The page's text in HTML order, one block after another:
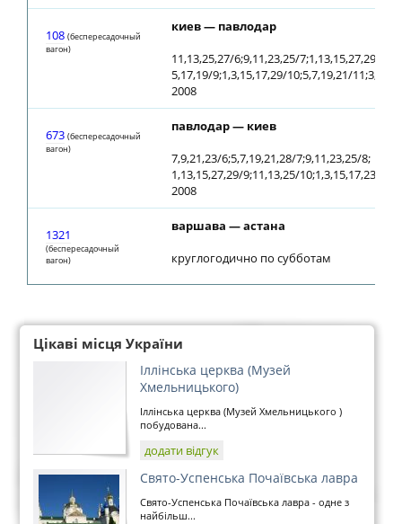
108 (беспересадочный
вагон)
киев — павлодар
11,13,25,27/6;9,11,23,25/7;1,13,15,27,29/8;
5,17,19/9;1,3,15,17,29/10;5,7,19,21/
2008
673 (беспересадочный
вагон)
павлодар — киев
7,9,21,23/6;5,7,19,21,28/7;9,11,23,25/8;
1,13,15,27,29/9;11,13,25/10;1,3,15,17,23/
2008
1321
(беспересадочный
вагон)
варшава — астана
круглогодично по субботам
Цікаві місця України
Іллінська церква (Музей
Хмельницького)
Іллінська церква (Музей Хмельницького )
побудована...
додати відгук
Свято-Успенська Почаївська лавра
Свято-Успенська Почаївська лавра - одне з
найбільш...